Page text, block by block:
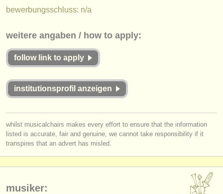
über musicalchairs
rss feeds
verlage:
find out about ourATS
bewerbungsschluss: n/a
weitere angaben / how to apply:
follow link to apply
institutionsprofil anzeigen
whilst musicalchairs makes every effort to ensure that the information
listed is accurate, fair and genuine, we cannot take responsibility if it
transpires that an advert has misled.
musiker: